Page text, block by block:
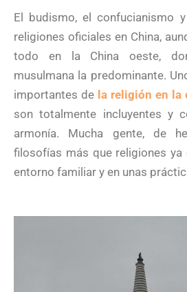
El budismo, el confucianismo
religiones oficiales en China,
todo en la China oeste,
musulmana la predominante.
importantes de la religión en
son totalmente incluyentes y
armonía. Mucha gente, de
filosofías más que religiones ya
entorno familiar y en unas